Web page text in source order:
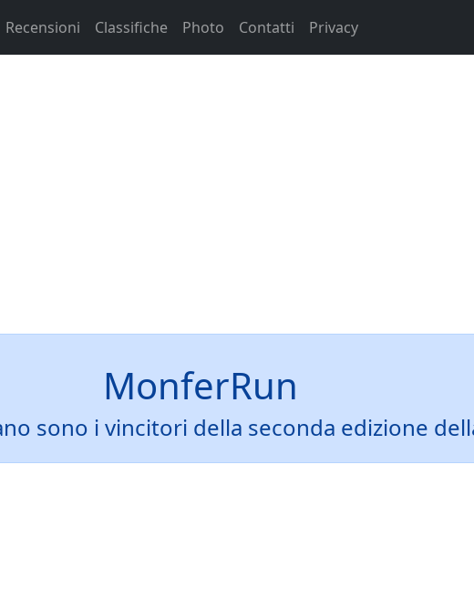
Recensioni Classifiche Photo Contatti Privacy
MonferRun
sono i vincitori della seconda edizione